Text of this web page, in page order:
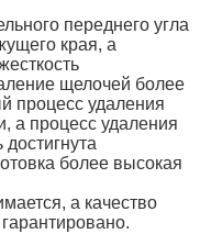
переднего угла
края, а
щелочей более
процесс удаления
а процесс удаления
более высокая
а качество